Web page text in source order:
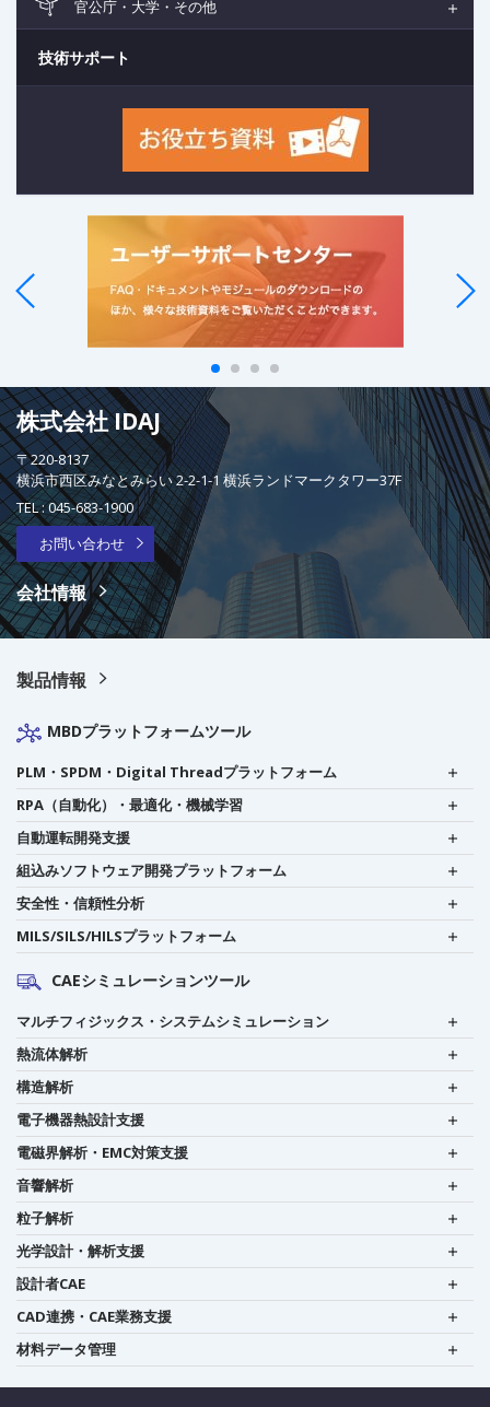
官公庁・大学・その他
技術サポート
株式会社 IDAJ
〒220-8137
横浜市西区みなとみらい 2-2-1-1 横浜ランドマークタワー37F
TEL :045-683-1900
お問い合わせ
会社情報
製品情報
MBDプラットフォームツール
PLM・SPDM・Digital Threadプラットフォーム
RPA（自動化）・最適化・機械学習
自動運転開発支援
組込みソフトウェア開発プラットフォーム
安全性・信頼性分析
MILS/SILS/HILSプラットフォーム
CAEシミュレーションツール
マルチフィジックス・システムシミュレーション
熱流体解析
構造解析
電子機器熱設計支援
電磁界解析・EMC対策支援
音響解析
粒子解析
光学設計・解析支援
設計者CAE
CAD連携・CAE業務支援
材料データ管理